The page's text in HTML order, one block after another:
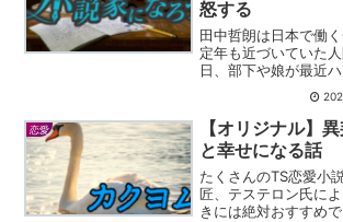
怒する
田中哲朗は日本で働く
定年も近づいていた
日、部下や娘が最近
できないことが多か
９歳と１７歳の時に
う内容が妙に耳に残
恋愛
【オリジナル】
と幸せになる話
たくさんのTS恋愛小
匠、テステロン氏に
きには絶対おすすめ